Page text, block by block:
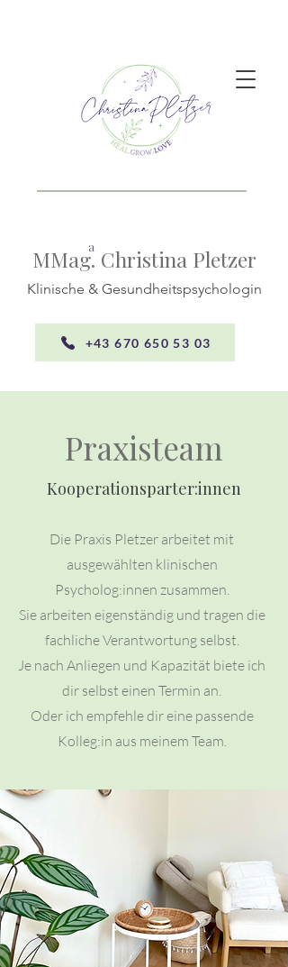
a
MMag. Christina Pletzer
Klinische & Gesundheitspsychologin
+43 670 650 53 03
Praxisteam
Kooperationsparter:innen
Die Praxis Pletzer arbeitet mit
ausgewählten klinischen
Psycholog:innen zusammen.
Sie arbeiten eigenständig und tragen die
fachliche Verantwortung selbst.
Je nach Anliegen und Kapazität biete ich
dir selbst einen Termin an.
Oder ich empfehle dir eine passende
Kolleg:in aus meinem Team.